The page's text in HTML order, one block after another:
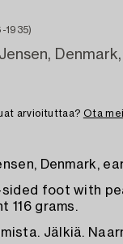
1935)
arvioituttaa? Ota
Denmark,
foot with
116 grams.
Jälkiä.